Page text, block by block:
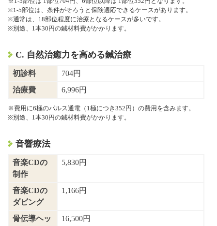
※1-5部位は、条件がそろうと保険適応できるケースがあります。
※通常は、18部位程度に治療となるケースが多いです。
※別途、1本30円の鍼材料費がかかります。
C. 自然治癒力を高める鍼治療
初診料
704円
治療費
6,996円
※費用に6極のパルス通電（1極につき352円）の費用を含みます。
※別途、1本30円の鍼材料費がかかります。
音響療法
音楽CDの
制作
5,830円
音楽CDの
ダビング
1,166円
骨伝導ヘッ
16,500円